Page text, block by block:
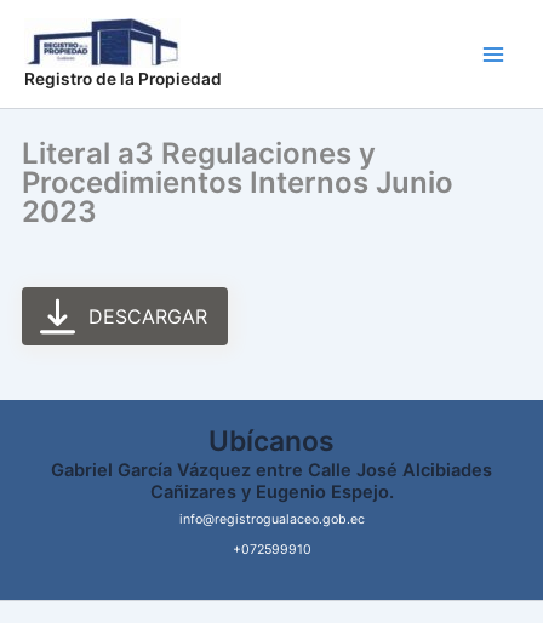
contenido
Registro de la Propiedad
Literal a3 Regulaciones y
Procedimientos Internos Junio
2023
DESCARGAR
Ubícanos
Gabriel García Vázquez entre Calle José Alcibiades
Cañizares y Eugenio Espejo.
info@registrogualaceo.gob.ec
+072599910